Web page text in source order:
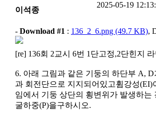
이석종
2025-05-19
- Download #1 : 136_2_6.png (49.7 KB),
[re] 136회 2교시 6번 1단고정,2단힌지
6. 아래 그림과 같은 기둥의 하단부 A,
과 회전단으로 지지되어있고휨강성(EI)
임에서 기둥 상단의 횡변위가 발생하는
굴하중(P)을구하시오.